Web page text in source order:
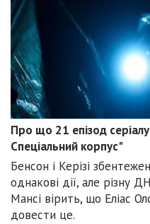
Про що 21 епізод
Спеціальний корпус"
Бенсон і Керізі
однакові дії, але різну
Мансі вірить, що Еліас
довести це.